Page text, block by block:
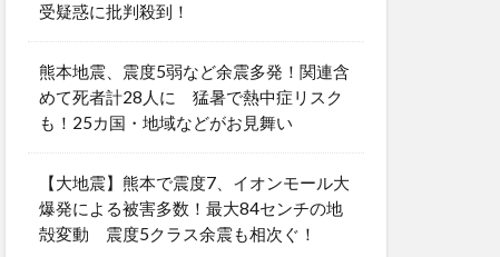
受疑惑に批判殺到！
熊本地震、震度5弱など余震多発！関連含
めて死者計28人に 猛暑で熱中症リスク
も！25カ国・地域などがお見舞い
【大地震】熊本で震度7、イオンモール大
爆発による被害多数！最大84センチの地
殻変動 震度5クラス余震も相次ぐ！